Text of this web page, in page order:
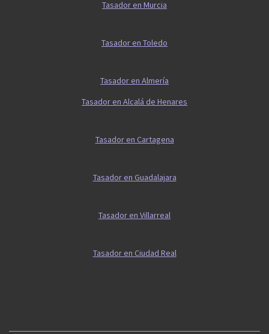
Tasador en Murcia
Tasador en Toledo
Tasador en Almería
Tasador en Alcalá de Henares
Tasador en Cartagena
Tasador en Guadalajara
Tasador en Villarreal
Tasador en Ciudad Real